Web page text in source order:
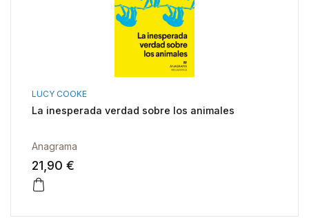
LUCY COOKE
La inesperada verdad sobre los animales
Anagrama
21,90 €